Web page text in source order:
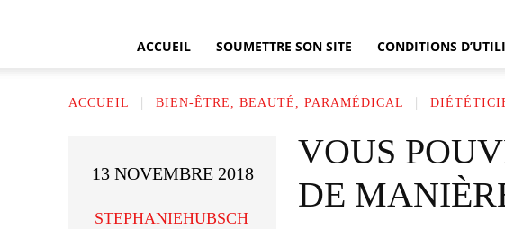
ACCUEIL SOUMETTRE SON SITE CONDITIONS
ACCUEIL BIEN-ÊTRE, BEAUTÉ, PARAMÉDICAL
13 NOVEMBRE 2018
STEPHANIEHUBSCH
VOUS
DE